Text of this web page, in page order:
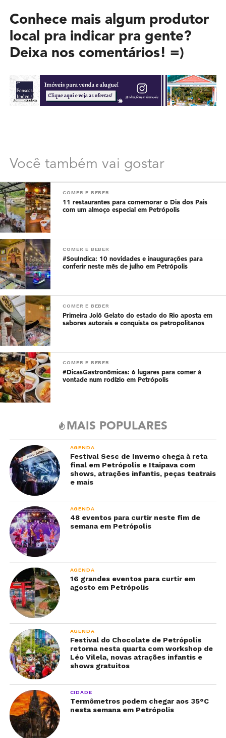
Conhece mais algum produtor
local pra indicar pra gente?
Deixa nos comentários! =)
Você também vai gostar
COMER E BEBER
11 restaurantes para comemorar o Dia dos Pais
com um almoço especial em Petrópolis
COMER E BEBER
#SouIndica: 10 novidades e inaugurações para
conferir neste mês de julho em Petrópolis
COMER E BEBER
Primeira Jolô Gelato do estado do Rio aposta em
sabores autorais e conquista os petropolitanos
COMER E BEBER
#DicasGastronômicas: 6 lugares para comer à
vontade num rodízio em Petrópolis
MAIS POPULARES
AGENDA
Festival Sesc de Inverno chega à reta
final em Petrópolis e Itaipava com
shows, atrações infantis, peças teatrais
e mais
AGENDA
48 eventos para curtir neste fim de
semana em Petrópolis
AGENDA
16 grandes eventos para curtir em
agosto em Petrópolis
AGENDA
Festival do Chocolate de Petrópolis
retorna nesta quarta com workshop de
Léo Vilela, novas atrações infantis e
shows gratuitos
CIDADE
Termômetros podem chegar aos 35°C
nesta semana em Petrópolis